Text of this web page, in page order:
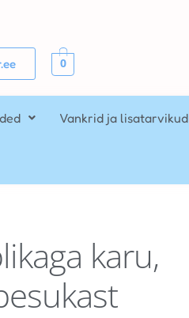
0
Vankrid ja lisatarvikud
karu,